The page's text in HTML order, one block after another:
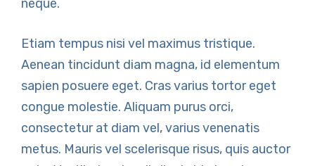
neque.
Etiam tempus nisi vel maximus tristique.
Aenean tincidunt diam magna, id elementum
sapien posuere eget. Cras varius tortor eget
congue molestie. Aliquam purus orci,
consectetur at diam vel, varius venenatis
metus. Mauris vel scelerisque risus, quis auctor